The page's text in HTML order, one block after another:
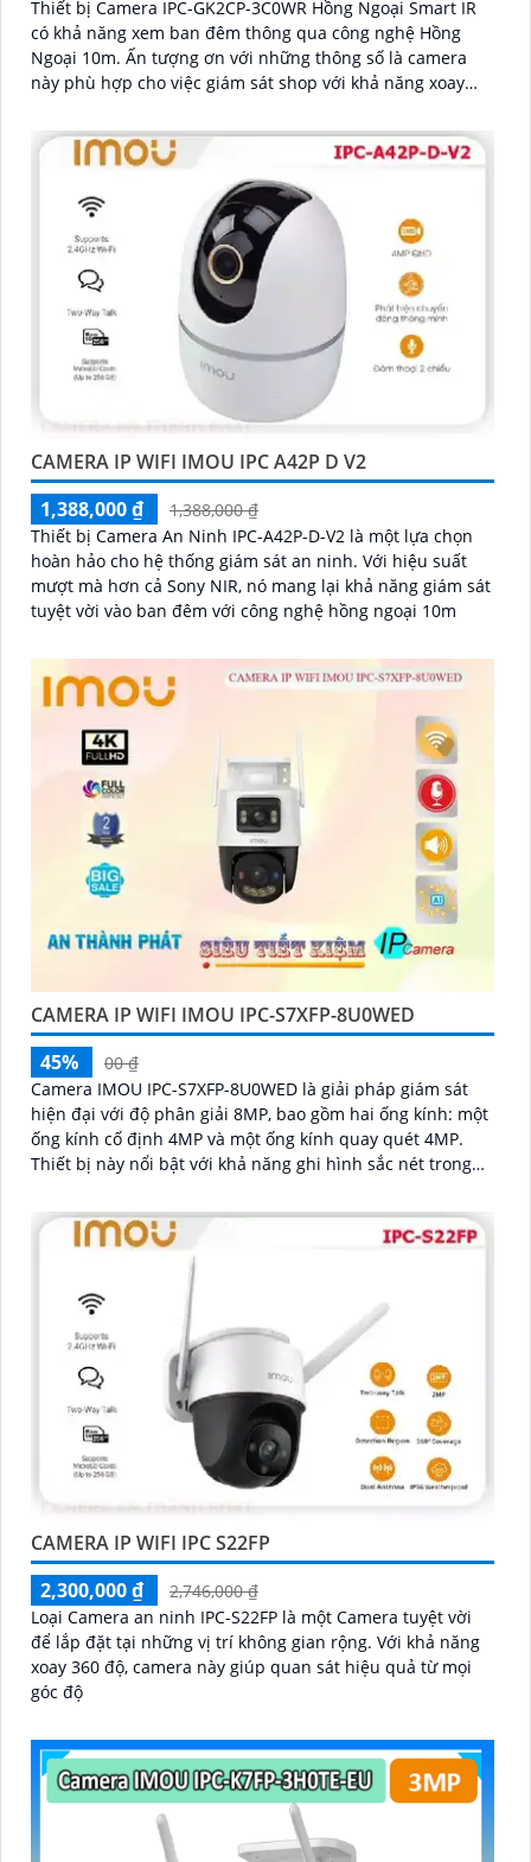
Thiết bị Camera IPC-GK2CP-3C0WR Hồng Ngoại Smart IR
có khả năng xem ban đêm thông qua công nghệ Hồng
Ngoại 10m. Ấn tượng ơn với những thông số là camera
này phù hợp cho việc giám sát shop với khả năng xoay
CAMERA IP WIFI IMOU IPC A42P D V2
1,388,000 ₫
1,388,000 ₫
Thiết bị Camera An Ninh IPC-A42P-D-V2 là một lựa chọn
hoàn hảo cho hệ thống giám sát an ninh. Với hiệu suất
mượt mà hơn cả Sony NIR, nó mang lại khả năng giám sát
tuyệt vời vào ban đêm với công nghệ hồng ngoại 10m
CAMERA IP WIFI IMOU IPC-S7XFP-8U0WED
45%
00 ₫
Camera IMOU IPC-S7XFP-8U0WED là giải pháp giám sát
hiện đại với độ phân giải 8MP, bao gồm hai ống kính: một
ống kính cố định 4MP và một ống kính quay quét 4MP.
Thiết bị này nổi bật với khả năng ghi hình sắc nét trong
sáng
CAMERA IP WIFI IPC S22FP
2,300,000 ₫
2,746,000 ₫
Loại Camera an ninh IPC-S22FP là một Camera tuyệt vời
để lắp đặt tại những vị trí không gian rộng. Với khả năng
xoay 360 độ, camera này giúp quan sát hiệu quả từ mọi
góc độ